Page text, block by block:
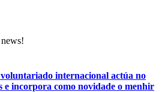
internacional actúa no
e incorpora como novidade o menhir